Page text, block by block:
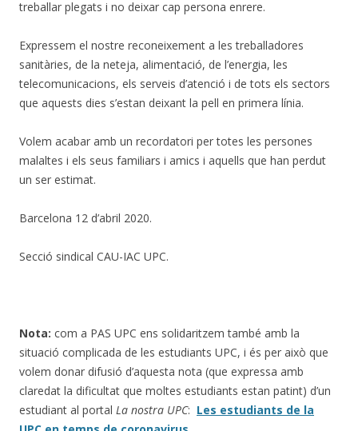
treballar plegats i no deixar cap persona enrere.
Expressem el nostre reconeixement a les treballadores
sanitàries, de la neteja, alimentació, de l’energia, les
telecomunicacions, els serveis d’atenció i de tots els sectors
que aquests dies s’estan deixant la pell en primera línia.
Volem acabar amb un recordatori per totes les persones
malaltes i els seus familiars i amics i aquells que han perdut
un ser estimat.
Barcelona 12 d’abril 2020.
Secció sindical CAU-IAC UPC.
Nota: com a PAS UPC ens solidaritzem també amb la
situació complicada de les estudiants UPC, i és per això que
volem donar difusió d’aquesta nota (que expressa amb
claredat la dificultat que moltes estudiants estan patint) d’un
estudiant al portal La nostra UPC: Les estudiants de la